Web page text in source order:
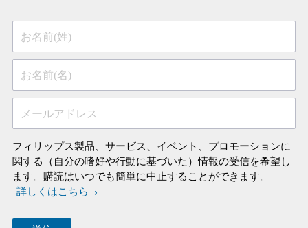
お名前(姓)
お名前(名)
メールアドレス
フィリップス製品、サービス、イベント、プロモーションに
関する（自分の嗜好や行動に基づいた）情報の受信を希望し
ます。購読はいつでも簡単に中止することができます。
詳しくはこちら